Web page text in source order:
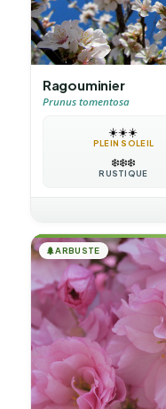
Ragouminier
Prunus tomentosa
☀️☀️☀️
PLEIN SOLEIL
❄️❄️❄️
RUSTIQUE
🌲ARBUSTE